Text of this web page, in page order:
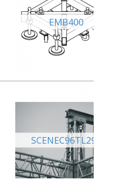
EMB400
SCENEC96TL290